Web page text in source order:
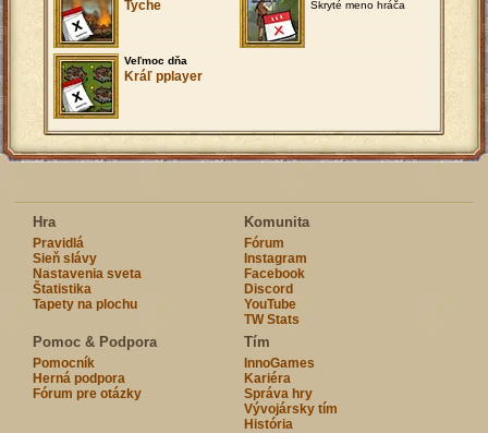
Tyche
Skryté meno hráča
Veľmoc dňa
Kráľ pplayer
Hra
Pravidlá
Sieň slávy
Nastavenia sveta
Štatistika
Tapety na plochu
Komunita
Fórum
Instagram
Facebook
Discord
YouTube
TW Stats
Pomoc & Podpora
Pomocník
Herná podpora
Fórum pre otázky
Tím
InnoGames
Kariéra
Správa hry
Vývojársky tím
História